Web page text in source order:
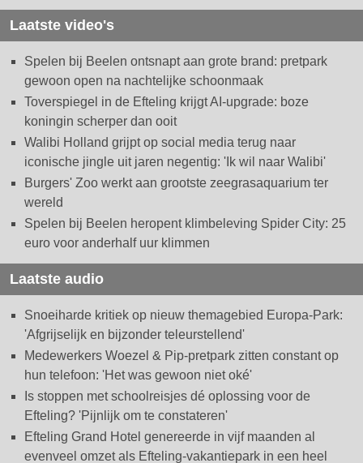
Laatste video's
Spelen bij Beelen ontsnapt aan grote brand: pretpark
gewoon open na nachtelijke schoonmaak
Toverspiegel in de Efteling krijgt AI-upgrade: boze
koningin scherper dan ooit
Walibi Holland grijpt op social media terug naar
iconische jingle uit jaren negentig: 'Ik wil naar Walibi'
Burgers' Zoo werkt aan grootste zeegrasaquarium ter
wereld
Spelen bij Beelen heropent klimbeleving Spider City: 25
euro voor anderhalf uur klimmen
Laatste audio
Snoeiharde kritiek op nieuw themagebied Europa-Park:
'Afgrijselijk en bijzonder teleurstellend'
Medewerkers Woezel & Pip-pretpark zitten constant op
hun telefoon: 'Het was gewoon niet oké'
Is stoppen met schoolreisjes dé oplossing voor de
Efteling? 'Pijnlijk om te constateren'
Efteling Grand Hotel genereerde in vijf maanden al
evenveel omzet als Efteling-vakantiepark in een heel